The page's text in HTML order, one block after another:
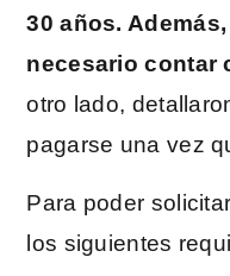
30 años.
necesario contar
otro lado,
pagarse una vez
Para poder
los siguientes